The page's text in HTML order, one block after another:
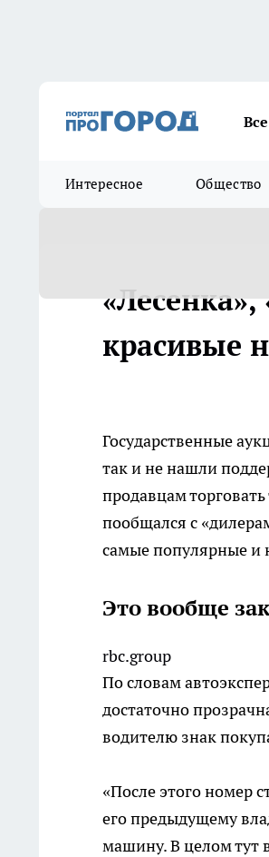
Интересное Общество
«Лесенка»,
красивые
Государственные
так и не нашли
продавцам
пообщался с
самые популярные и
Это вообще
rbc.group
По словам
достаточно
водителю знак
«После этого номер
его предыдущему
машину. В целом тут